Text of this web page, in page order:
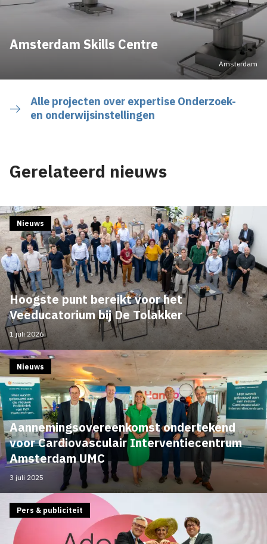
Amsterdam Skills Centre
Amsterdam
Alle projecten over expertise Onderzoek-
en onderwijsinstellingen
Gerelateerd nieuws
Hoogste punt bereikt voor het
Veeducatorium bij De Tolakker
Nieuws
1 juli 2026
Aannemingsovereenkomst ondertekend
voor Cardiovasculair Interventiecentrum
Amsterdam UMC
Nieuws
3 juli 2025
Pers & publiciteit